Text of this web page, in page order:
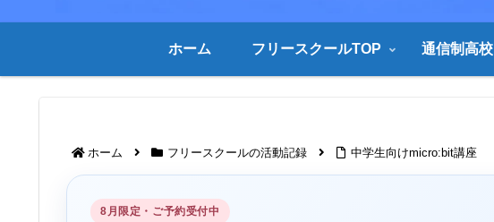
ホーム フリースクールTOP 通信制高校
ホーム フリースクールの活動記録 中学生向けmicro:bit講座
8月限定・ご予約受付中